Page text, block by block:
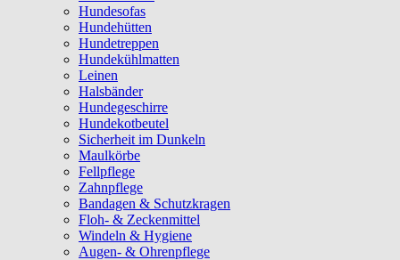
Hundesofas
Hundehütten
Hundetreppen
Hundekühlmatten
Leinen
Halsbänder
Hundegeschirre
Hundekotbeutel
Sicherheit im Dunkeln
Maulkörbe
Fellpflege
Zahnpflege
Bandagen & Schutzkragen
Floh- & Zeckenmittel
Windeln & Hygiene
Augen- & Ohrenpflege